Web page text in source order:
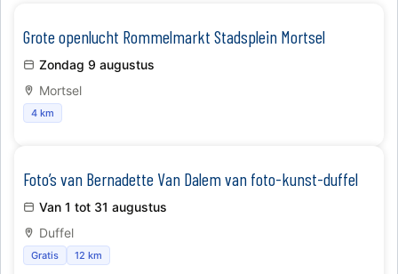
Grote openlucht Rommelmarkt Stadsplein Mortsel
Zondag 9 augustus
Mortsel
4 km
Foto’s van Bernadette Van Dalem van foto-kunst-duffel
Van 1 tot 31 augustus
Duffel
Gratis 12 km